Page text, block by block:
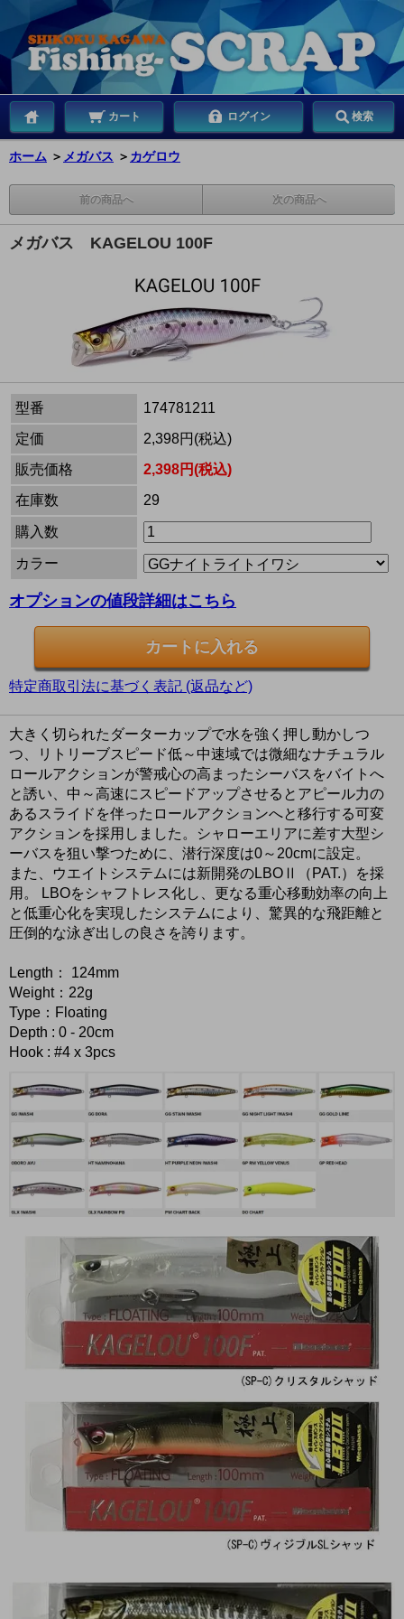
カート ログイン 検索
ホーム ＞ メガバス ＞ カゲロウ
前の商品へ 次の商品へ
メガバス KAGELOU 100F
型番
174781211
定価
2,398円(税込)
販売価格
2,398円(税込)
在庫数
29
購入数
カラー
オプションの値段詳細はこちら
特定商取引法に基づく表記 (返品など)
大きく切られたダーターカップで水を強く押し動かしつ
つ、リトリーブスピード低～中速域では微細なナチュラル
ロールアクションが警戒心の高まったシーバスをバイトへ
と誘い、中～高速にスピードアップさせるとアピール力の
あるスライドを伴ったロールアクションへと移行する可変
アクションを採用しました。シャローエリアに差す大型シ
ーバスを狙い撃つために、潜行深度は0～20cmに設定。
また、ウエイトシステムには新開発のLBOⅡ（PAT.）を採
用。 LBOをシャフトレス化し、更なる重心移動効率の向上
と低重心化を実現したシステムにより、驚異的な飛距離と
圧倒的な泳ぎ出しの良さを誇ります。
Length： 124mm
Weight：22g
Type：Floating
Depth : 0 - 20cm
Hook : #4 x 3pcs